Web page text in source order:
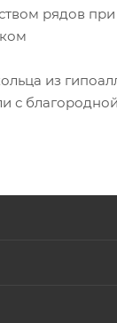
рядов
из
с